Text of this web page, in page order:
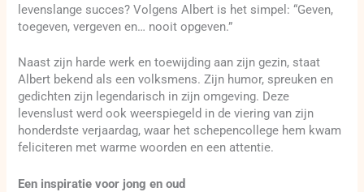
levenslange succes? Volgens Albert is het simpel: “Geven,
toegeven, vergeven en… nooit opgeven.”
Naast zijn harde werk en toewijding aan zijn gezin, staat
Albert bekend als een volksmens. Zijn humor, spreuken en
gedichten zijn legendarisch in zijn omgeving. Deze
levenslust werd ook weerspiegeld in de viering van zijn
honderdste verjaardag, waar het schepencollege hem kwam
feliciteren met warme woorden en een attentie.
Een inspiratie voor jong en oud